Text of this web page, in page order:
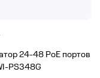
24-48 PoE портов
PS348G